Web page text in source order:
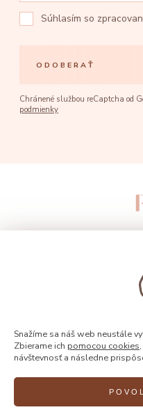
Súhlasím so
ODOBERAŤ
Chránené službou reCaptcha od
podmienky
©
Snažíme sa náš web neustále
Zbierame ich pomocou cookies
návštevnosť a následne